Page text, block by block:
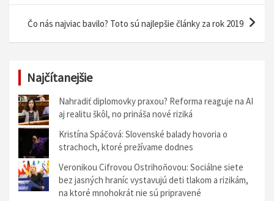
Čo nás najviac bavilo? Toto sú najlepšie články za rok 2019
Najčítanejšie
Nahradiť diplomovky praxou? Reforma reaguje na AI
aj realitu škôl, no prináša nové riziká
Kristína Spáčová: Slovenské balady hovoria o
strachoch, ktoré prežívame dodnes
Veronikou Cifrovou Ostrihoňovou: Sociálne siete
bez jasných hraníc vystavujú deti tlakom a rizikám,
na ktoré mnohokrát nie sú pripravené